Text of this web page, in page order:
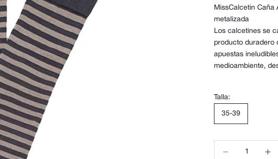
MissCalcetin Caña
metalizada
Los calcetines se
producto duradero
apuestas
medioambiente,
Talla:
35-39